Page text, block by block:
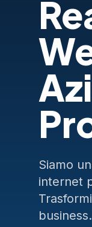
Siamo
internet
business.